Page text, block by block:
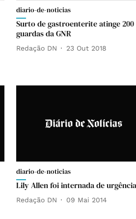
diario-de-noticias
Surto de gastroenterite atinge 200
guardas da GNR
Redação DN 23 Out 2018
diario-de-noticias
Lily Allen foi internada de urgência
Redação DN 09 Mai 2014